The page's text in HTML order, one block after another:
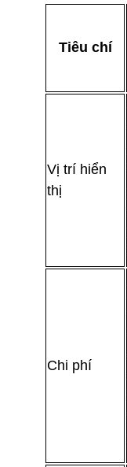
Tiêu chí
Vị trí hiển
thị
Chi phí